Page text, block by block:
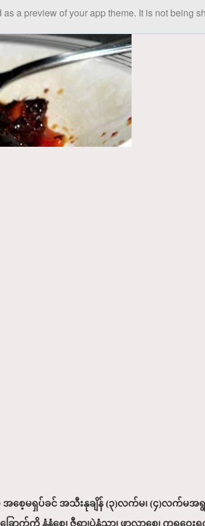
a preview of your app theme. It is not being
ေ့မရှပ်ခင် အသီးနုချိန် (၃)လက်မ၊ (၄)လက်မအရွ
က်ကို နံနံစေ့၊ ဇီရာ၊ပဲနံ့သာ၊ ဖာလာစေ့၊ ကရဝေး